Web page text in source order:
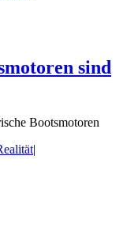
sind
Bootsmotoren
|